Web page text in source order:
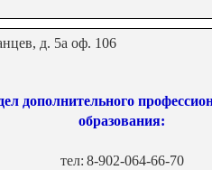
д. 5а оф. 106
дополнительного
образования:
тел: 8-902-064-66-70